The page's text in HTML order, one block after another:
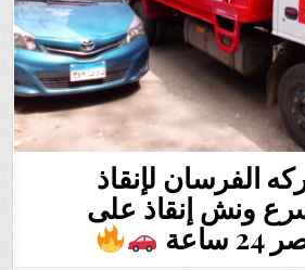
الفرسان لإنقاذ
ونش إنقاذ على